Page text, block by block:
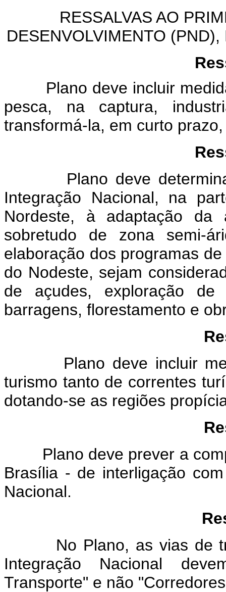
RESSALVAS AO
DESENVOLVIMENTO
Plano deve incluir
pesca, na captura,
transformá-la, em curto
Plano deve determinar
Integração Nacional, na
Nordeste, à adaptação da
sobretudo de zona semi-
elaboração dos programas
do Nodeste, sejam
de açudes, exploração
barragens, florestamento e
Plano deve incluir
turismo tanto de correntes
dotando-se as regiões
Plano deve prever a
Brasília - de interligação
Nacional.
No Plano, as vias de
Integração Nacional
Transporte" e não